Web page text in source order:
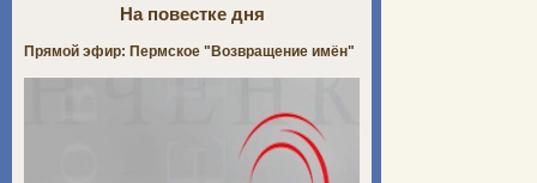
На повестке дня
Прямой эфир: Пермское "Возвращение имён"